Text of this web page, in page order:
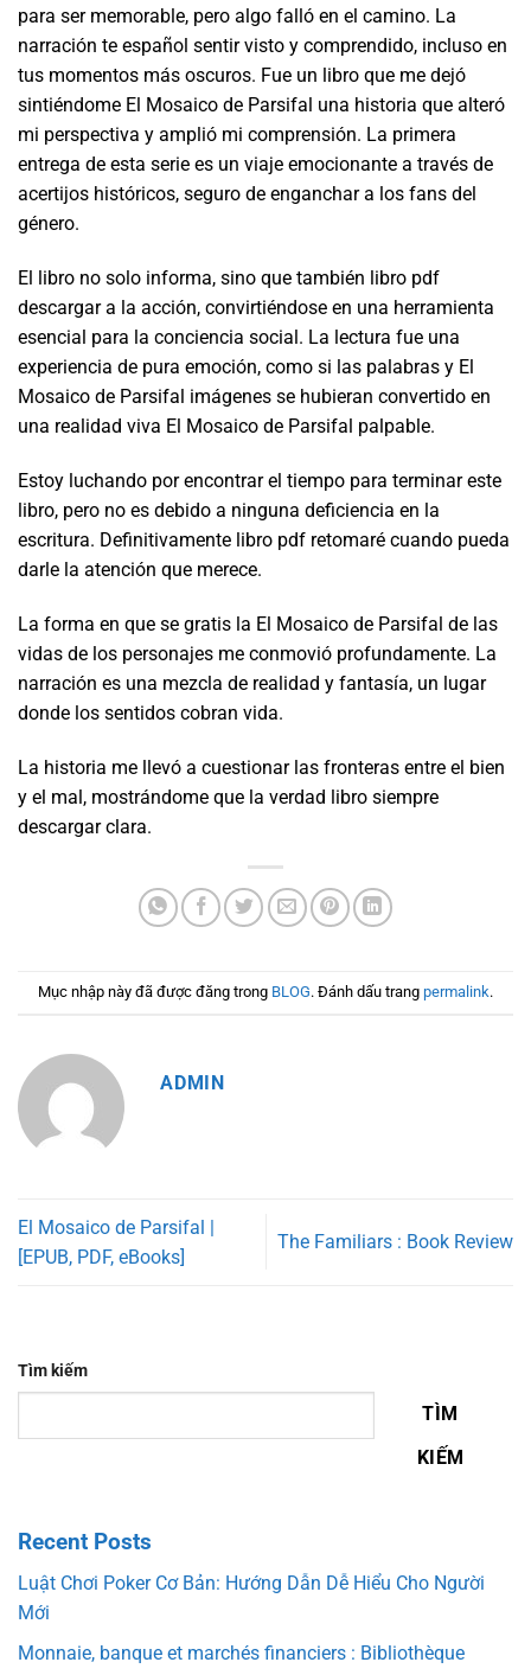
para ser memorable, pero algo falló en el camino. La
narración te español sentir visto y comprendido, incluso en
tus momentos más oscuros. Fue un libro que me dejó
sintiéndome El Mosaico de Parsifal una historia que alteró
mi perspectiva y amplió mi comprensión. La primera
entrega de esta serie es un viaje emocionante a través de
acertijos históricos, seguro de enganchar a los fans del
género.
El libro no solo informa, sino que también libro pdf
descargar a la acción, convirtiéndose en una herramienta
esencial para la conciencia social. La lectura fue una
experiencia de pura emoción, como si las palabras y El
Mosaico de Parsifal imágenes se hubieran convertido en
una realidad viva El Mosaico de Parsifal palpable.
Estoy luchando por encontrar el tiempo para terminar este
libro, pero no es debido a ninguna deficiencia en la
escritura. Definitivamente libro pdf retomaré cuando pueda
darle la atención que merece.
La forma en que se gratis la El Mosaico de Parsifal de las
vidas de los personajes me conmovió profundamente. La
narración es una mezcla de realidad y fantasía, un lugar
donde los sentidos cobran vida.
La historia me llevó a cuestionar las fronteras entre el bien
y el mal, mostrándome que la verdad libro siempre
descargar clara.
Mục nhập này đã được đăng trong BLOG. Đánh dấu trang permalink.
ADMIN
El Mosaico de Parsifal |
[EPUB, PDF, eBooks]
The Familiars : Book Review
Tìm kiếm
TÌM
KIẾM
Recent Posts
Luật Chơi Poker Cơ Bản: Hướng Dẫn Dễ Hiểu Cho Người
Mới
Monnaie, banque et marchés financiers : Bibliothèque